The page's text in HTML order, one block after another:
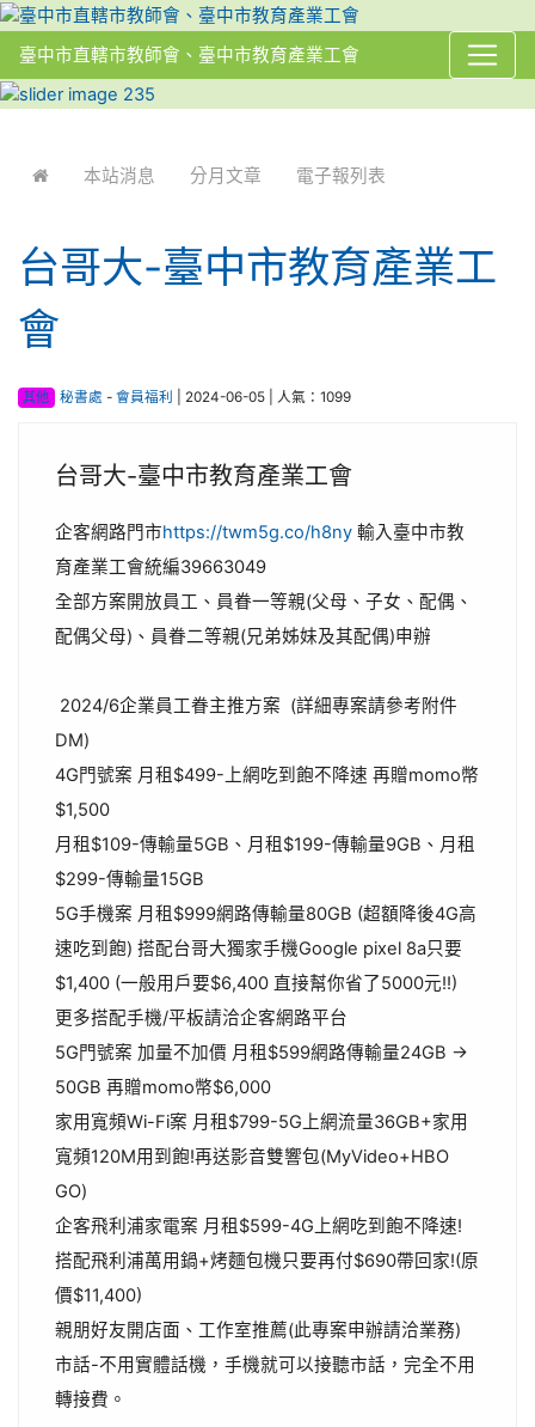
臺中市直轄市教師會、臺中市教育產業工會
本站消息 分月文章 電子報列表
台哥大-臺中市教育產業工
會
其他 秘書處 - 會員福利 | 2024-06-05 | 人氣：1099
台哥大-臺中市教育產業工會
企客網路門市https://twm5g.co/h8ny 輸入臺中市教
育產業工會統編39663049
全部方案開放員工、員眷一等親(父母、子女、配偶、
配偶父母)、員眷二等親(兄弟姊妹及其配偶)申辦
2024/6企業員工眷主推方案 (詳細專案請參考附件
DM)
4G門號案 月租$499-上網吃到飽不降速 再贈momo幣
$1,500
月租$109-傳輸量5GB、月租$199-傳輸量9GB、月租
$299-傳輸量15GB
5G手機案 月租$999網路傳輸量80GB (超額降後4G高
速吃到飽) 搭配台哥大獨家手機Google pixel 8a只要
$1,400 (一般用戶要$6,400 直接幫你省了5000元!!)
更多搭配手機/平板請洽企客網路平台
5G門號案 加量不加價 月租$599網路傳輸量24GB ->
50GB 再贈momo幣$6,000
家用寬頻Wi-Fi案 月租$799-5G上網流量36GB+家用
寬頻120M用到飽!再送影音雙響包(MyVideo+HBO
GO)
企客飛利浦家電案 月租$599-4G上網吃到飽不降速!
搭配飛利浦萬用鍋+烤麵包機只要再付$690帶回家!(原
價$11,400)
親朋好友開店面、工作室推薦(此專案申辦請洽業務)
市話-不用實體話機，手機就可以接聽市話，完全不用
轉接費。